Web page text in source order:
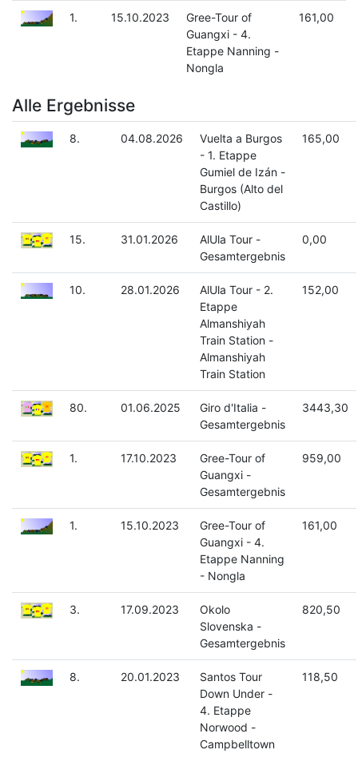
1. 15.10.2023
Gree-Tour of
Guangxi - 4.
Etappe Nanning -
Nongla
161,00
Alle Ergebnisse
8. 04.08.2026
Vuelta a Burgos
- 1. Etappe
Gumiel de Izán -
Burgos (Alto del
Castillo)
165,00
15. 31.01.2026
AlUla Tour -
Gesamtergebnis
0,00
10. 28.01.2026
AlUla Tour - 2.
Etappe
Almanshiyah
Train Station -
Almanshiyah
Train Station
152,00
80. 01.06.2025
Giro d'Italia -
Gesamtergebnis
3443,30
1. 17.10.2023
Gree-Tour of
Guangxi -
Gesamtergebnis
959,00
1. 15.10.2023
Gree-Tour of
Guangxi - 4.
Etappe Nanning
- Nongla
161,00
3. 17.09.2023
Okolo
Slovenska -
Gesamtergebnis
820,50
8. 20.01.2023
Santos Tour
Down Under -
4. Etappe
Norwood -
Campbelltown
118,50